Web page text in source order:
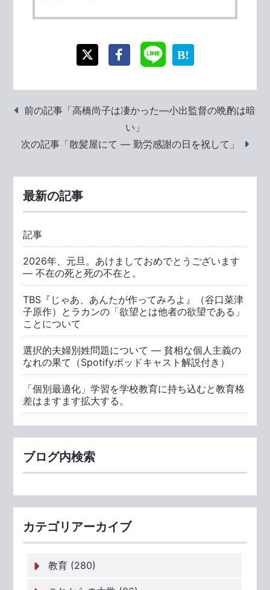
前の記事「高橋尚子は凄かった―小出監督の晩酌は暗
い」
次の記事「散髪屋にて ― 勤労感謝の日を祝して」
最新の記事
記事
2026年、元旦。あけましておめでとうございます
― 不在の死と死の不在と。
TBS『じゃあ、あんたが作ってみろよ』（谷口菜津
子原作）とラカンの「欲望とは他者の欲望である」
ことについて
選択的夫婦別姓問題について ― 貧相な個人主義の
なれの果て（Spotifyポッドキャスト解説付き）
「個別最適化」学習を学校教育に持ち込むと教育格
差はますます拡大する。
ブログ内検索
カテゴリアーカイブ
教育 (280)